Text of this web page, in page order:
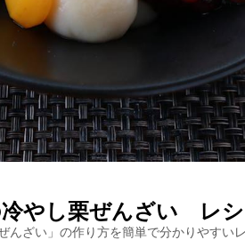
やし栗ぜんざい レシ
んざい 」の作り方を簡単で分かりやすい